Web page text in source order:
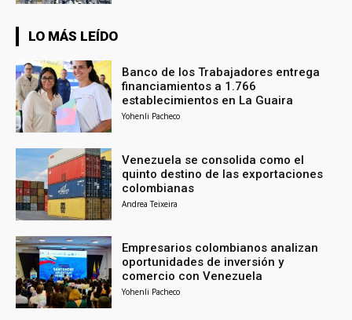
LO MÁS LEÍDO
Banco de los Trabajadores entrega
financiamientos a 1.766
establecimientos en La Guaira
Yohenli Pacheco
Venezuela se consolida como el
quinto destino de las exportaciones
colombianas
Andrea Teixeira
Empresarios colombianos analizan
oportunidades de inversión y
comercio con Venezuela
Yohenli Pacheco